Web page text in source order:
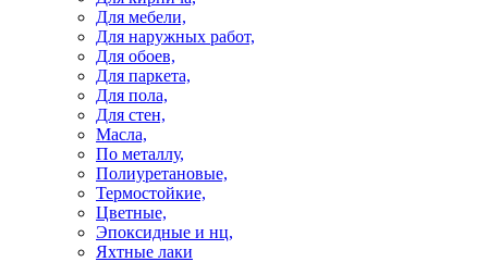
Для мебели,
Для наружных работ,
Для обоев,
Для паркета,
Для пола,
Для стен,
Масла,
По металлу,
Полиуретановые,
Термостойкие,
Цветные,
Эпоксидные и нц,
Яхтные лаки